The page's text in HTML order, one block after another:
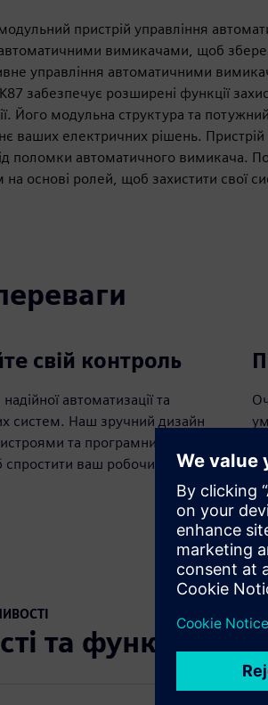
модульний пристрій управління
вимикачами, щоб
управління автоматичними
забезпечує розширені функції
Його модульна структура та
ваших електричних рішень.
поломки автоматичного вимикача.
на основі ролей, щоб захистити свої
свій контроль
автоматизації та
систем. Наш зручний дизайн
та програмним
ваш робочий процес.
та функції